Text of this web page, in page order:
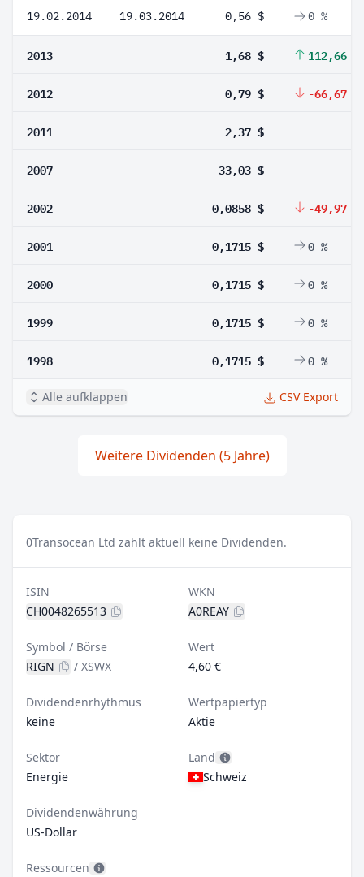
19.02.2014 19.03.2014 0,56 $ 0 %
2013 1,68 $ 112,66 %
2012 0,79 $ -66,67 %
2011 2,37 $
2007 33,03 $
2002 0,0858 $ -49,97 %
2001 0,1715 $ 0 %
2000 0,1715 $ 0 %
1999 0,1715 $ 0 %
1998 0,1715 $ 0 %
Alle aufklappen CSV Export
Weitere Dividenden (5 Jahre)
0Transocean Ltd zahlt aktuell keine Dividenden.
ISIN
CH0048265513
WKN
A0REAY
Symbol / Börse
RIGN
/ XSWX
Wert
4,60 €
Dividendenrhythmus
keine
Wertpapiertyp
Aktie
Sektor
Energie
Land
Schweiz
Dividendenwährung
US-Dollar
Ressourcen